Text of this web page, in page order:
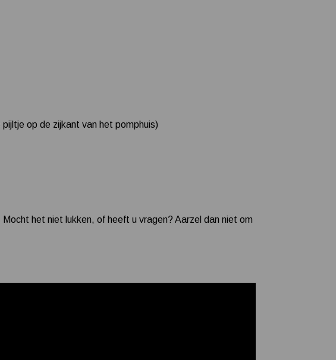
op de zijkant van het pomphuis)
het niet lukken, of heeft u vragen? Aarzel dan niet om